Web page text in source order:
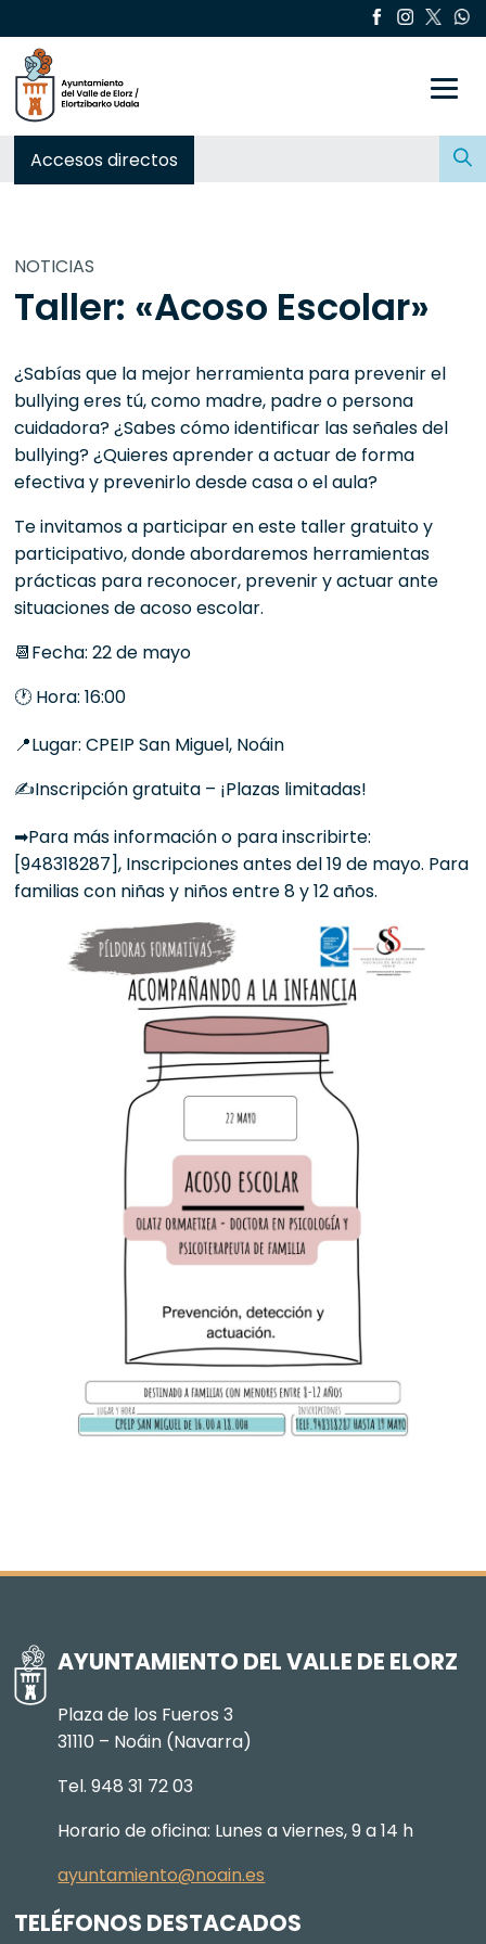
Accesos directos
Buscar:
NOTICIAS
Taller: «Acoso Escolar»
¿Sabías que la mejor herramienta para prevenir el
bullying eres tú, como madre, padre o persona
cuidadora? ¿Sabes cómo identificar las señales del
bullying? ¿Quieres aprender a actuar de forma
efectiva y prevenirlo desde casa o el aula?
Te invitamos a participar en este taller gratuito y
participativo, donde abordaremos herramientas
prácticas para reconocer, prevenir y actuar ante
situaciones de acoso escolar.
📆Fecha: 22 de mayo
🕐 Hora: 16:00
📍Lugar: CPEIP San Miguel, Noáin
✍Inscripción gratuita – ¡Plazas limitadas!
➡Para más información o para inscribirte:
[948318287], Inscripciones antes del 19 de mayo. Para
familias con niñas y niños entre 8 y 12 años.
AYUNTAMIENTO DEL VALLE DE ELORZ
Plaza de los Fueros 3
31110 – Noáin (Navarra)
Tel. 948 31 72 03
Horario de oficina: Lunes a viernes, 9 a 14 h
ayuntamiento@noain.es
TELÉFONOS DESTACADOS